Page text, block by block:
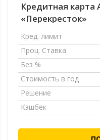
Кредитная карта
«Перекресток»
Кред. лимит
Проц. Ставка
Без %
Стоимость в год
Решение
Кэшбек